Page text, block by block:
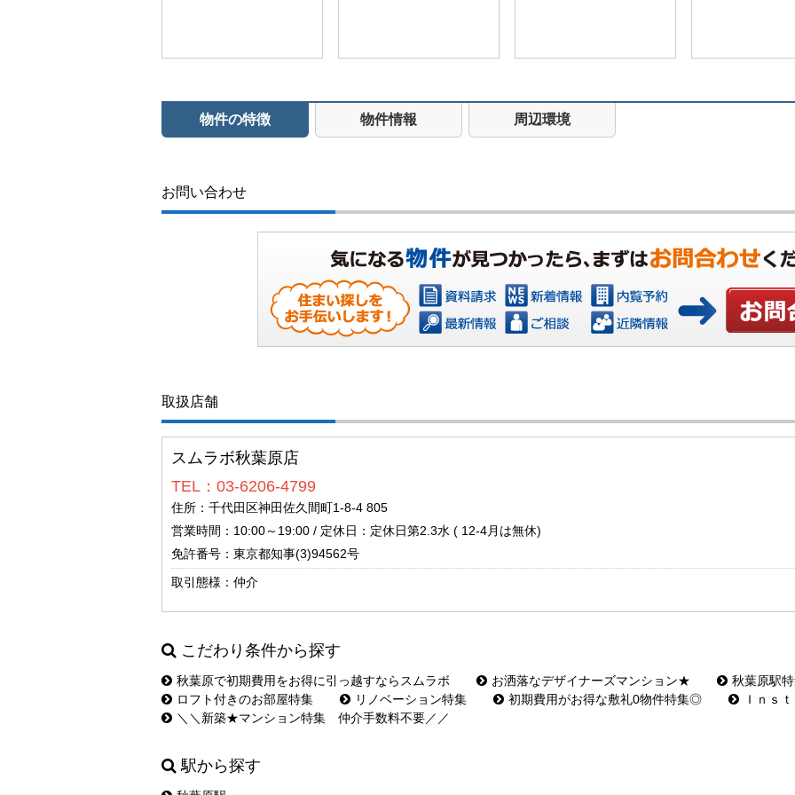
物件の特徴 物件情報 周辺環境
お問い合わせ
取扱店舗
スムラボ秋葉原店
TEL：03-6206-4799
住所：千代田区神田佐久間町1-8-4 805
営業時間：10:00～19:00 / 定休日：定休日第2.3水 ( 12-4月は無休)
免許番号：東京都知事(3)94562号
取引態様：仲介
こだわり条件から探す
秋葉原で初期費用をお得に引っ越すならスムラボ お洒落なデザイナーズマンション★
秋葉原駅
ロフト付きのお部屋特集
リノベーション特集 初期費用がお得な敷礼0物件特集◎
Ｉｎｓ
＼＼新築★マンション特集 仲介手数料不要／／
駅から探す